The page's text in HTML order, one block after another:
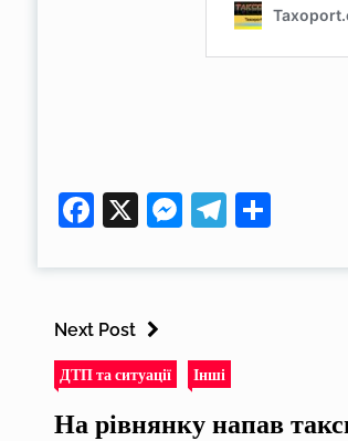
Facebook
X Messenger
Next Post
ДТП та ситуації Інші
На рівнянку напав